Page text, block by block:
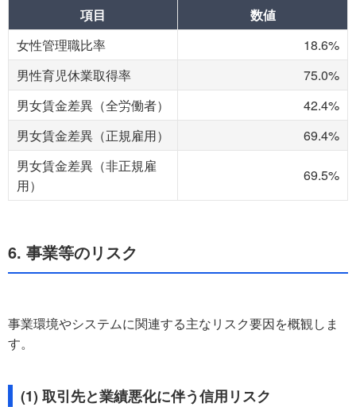
項目
数値
女性管理職比率
18.6%
男性育児休業取得率
75.0%
男女賃金差異（全労働者）
42.4%
男女賃金差異（正規雇用）
69.4%
男女賃金差異（非正規雇
用）
69.5%
6. 事業等のリスク
事業環境やシステムに関連する主なリスク要因を概観しま
す。
(1) 取引先と業績悪化に伴う信用リスク